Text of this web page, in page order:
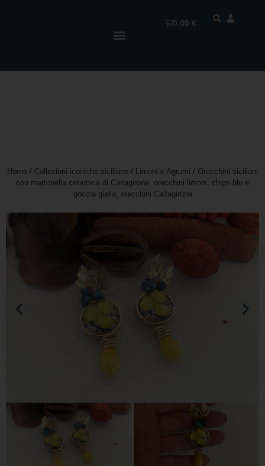
0,00€
Home / Collezioni iconiche siciliane / Limoni e Agrumi / Orecchini siciliani
con mattonella ceramica di Caltagirone, orecchini limoni, chips blu e
goccia gialla, orecchini Caltagirone